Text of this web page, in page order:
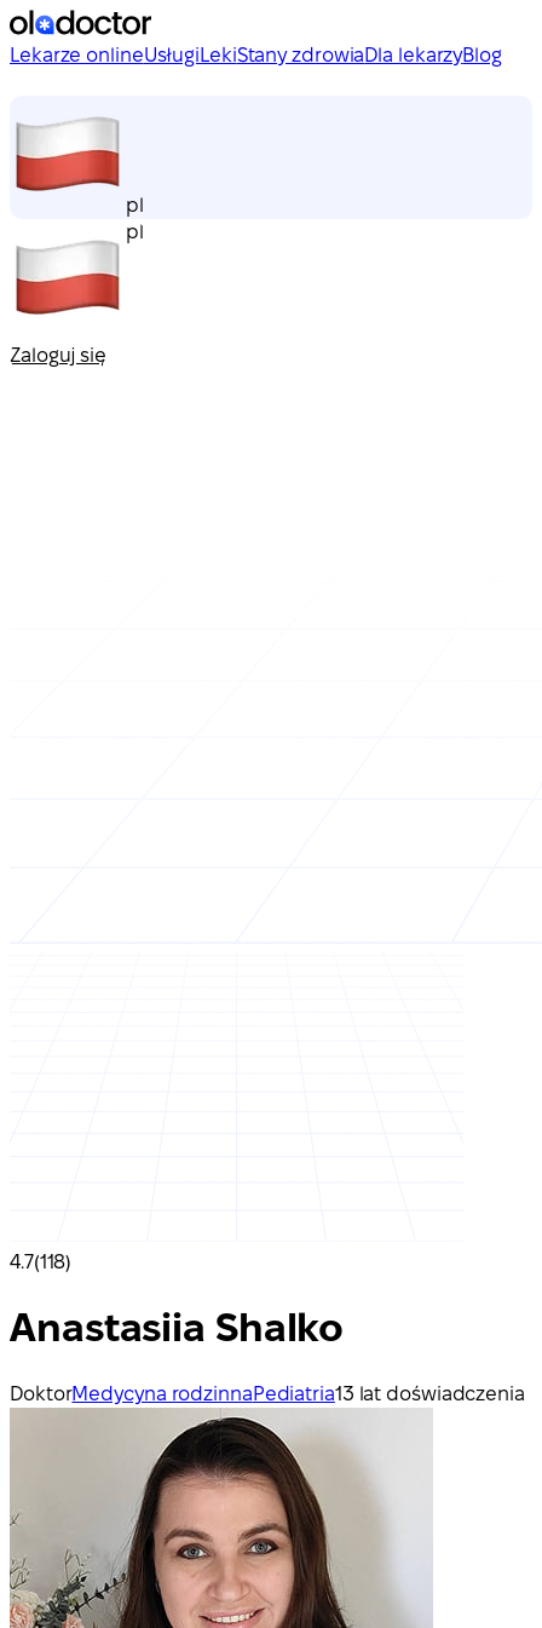
Lekarze onlineUsługi LekiStany zdrowiaDla lekarzyBlog
pl
pl
Zaloguj się
4.7(118)
Anastasiia Shalko
DoktorMedycyna rodzinnaPediatria13 lat doświadczenia